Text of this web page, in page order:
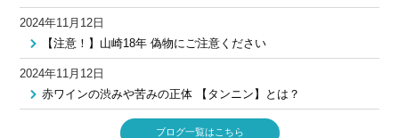
2024年11月12日
【注意！】山崎18年 偽物にご注意ください
2024年11月12日
赤ワインの渋みや苦みの正体 【タンニン】とは？
ブログ一覧はこちら